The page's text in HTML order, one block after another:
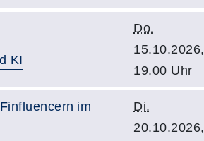
KI
Do.
15.10.2026,
19.00 Uhr
im
Di.
20.10.2026,